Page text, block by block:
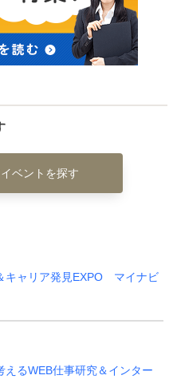
ベントを探す
キャリア発見EXPO マイナビ
えるWEB仕事研究＆インター